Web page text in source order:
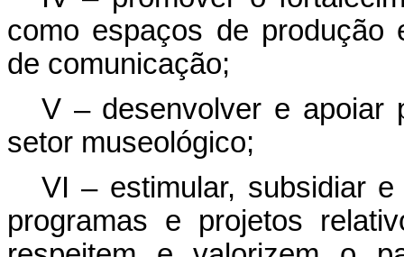
como espaços de produção
de comunicação;
V – desenvolver e apoiar
setor museológico;
VI – estimular, subsidiar
programas e projetos